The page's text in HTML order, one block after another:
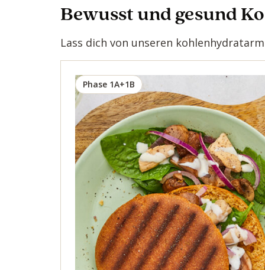
Bewusst und gesund
Lass dich von unseren
Phase 1A+1B